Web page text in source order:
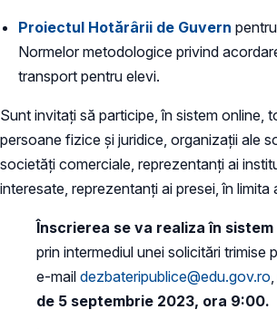
Proiectul Hotărârii de Guvern
Normelor metodologice privind
transport pentru elevi.
Sunt invitați să participe, în sistem online,
persoane fizice și juridice, organizații ale
societăți comerciale, reprezentanți ai
interesate, reprezentanți ai presei, în limita
Înscrierea se va realiza în
prin intermediul unei solicitări trimise
e-mail dezbateripublice@edu.gov.ro
de 5 septembrie 2023, ora 9:00.